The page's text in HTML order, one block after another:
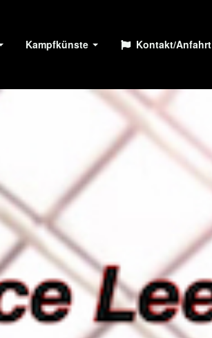
Kampfkünste Kontakt/Anfahrt